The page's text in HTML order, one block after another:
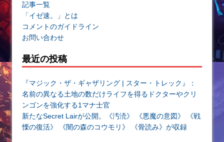
記事一覧
「イゼ速。」とは
コメントのガイドライン
お問い合わせ
最近の投稿
『マジック・ザ・ギャザリング | スター・トレック』：
名前の異なる土地の数だけライフを得るドクターやクリ
ンゴンを強化する1マナ士官
新たなSecret Lairが公開。《汚涜》 《悪魔の意図》 《戦
慄の復活》 《闇の森のコウモリ》 《骨読み》が収録